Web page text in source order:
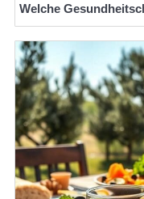
Welche